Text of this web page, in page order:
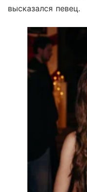
высказался певец.